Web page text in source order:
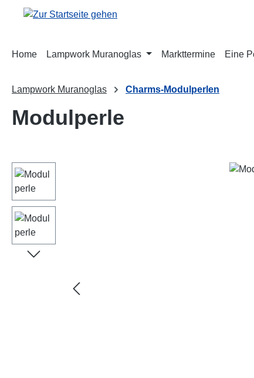
Hauptinhalt springen
Zur Suche springen
Zur Hauptnavigation springen
Home Lampwork Muranoglas Markttermine Eine
Lampwork Muranoglas Charms-Modulperlen
Modulperle
Bildergalerie überspringen